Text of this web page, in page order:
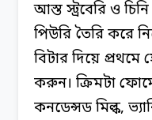
আস্ত স্ট্রবেরি ও চিনি
পিউরি তৈরি করে
বিটার দিয়ে প্রথমে
করুন। ক্রিমটা
কনডেন্সড মিল্ক,